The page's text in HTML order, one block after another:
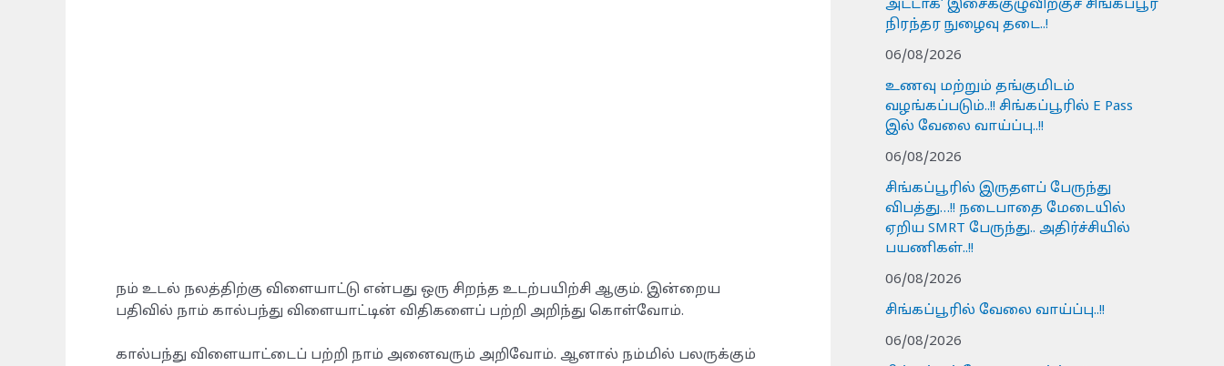
நம் உடல் நலத்திற்கு விளையாட்டு என்பது ஒரு சிறந்த உடற்பயிற்சி ஆகும். இன்றைய
பதிவில் நாம் கால்பந்து விளையாட்டின் விதிகளைப் பற்றி அறிந்து கொள்வோம்.
கால்பந்து விளையாட்டைப் பற்றி நாம் அனைவரும் அறிவோம். ஆனால் நம்மில் பலருக்கும்
அட்டாக்’ இசைக்குழுவிற்குச் சிங்கப்பூர்
நிரந்தர நுழைவு தடை..!
06/08/2026
உணவு மற்றும் தங்குமிடம்
வழங்கப்படும்..!! சிங்கப்பூரில் E Pass
இல் வேலை வாய்ப்பு..!!
06/08/2026
சிங்கப்பூரில் இருதளப் பேருந்து
விபத்து…!! நடைபாதை மேடையில்
ஏறிய SMRT பேருந்து.. அதிர்ச்சியில்
பயணிகள்..!!
06/08/2026
சிங்கப்பூரில் வேலை வாய்ப்பு..!!
06/08/2026